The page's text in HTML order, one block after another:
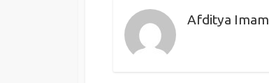
Afditya Imam